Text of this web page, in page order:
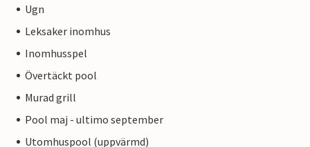
Ugn
Leksaker inomhus
Inomhusspel
Övertäckt pool
Murad grill
Pool maj - ultimo september
Utomhuspool (uppvärmd)